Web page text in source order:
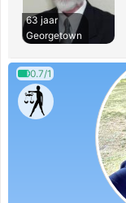
63 jaar
Georgetown
0.7/1